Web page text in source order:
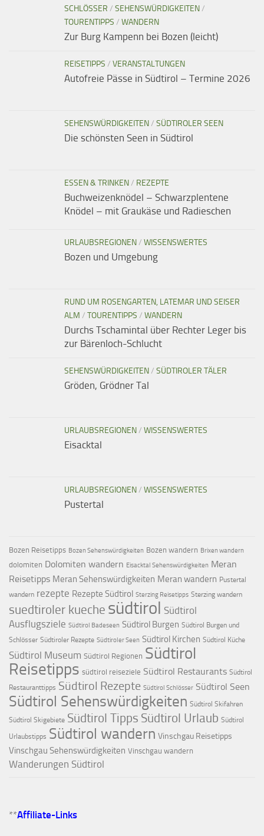
SCHLÖSSER / SEHENSWÜRDIGKEITEN/
TOURENTIPPS / WANDERN
Zur Burg Kampenn bei Bozen (leicht)
REISETIPPS / VERANSTALTUNGEN
Autofreie Pässe in Südtirol – Termine 2026
SEHENSWÜRDIGKEITEN/ SÜDTIROLER SEEN
Die schönsten Seen in Südtirol
ESSEN & TRINKEN/ REZEPTE
Buchweizenknödel – Schwarzplentene
Knödel – mit Graukäse und Radieschen
URLAUBSREGIONEN/ WISSENSWERTES
Bozen und Umgebung
RUND UM ROSENGARTEN, LATEMAR UND SEISER
ALM / TOURENTIPPS / WANDERN
Durchs Tschamintal über Rechter Leger bis
zur Bärenloch-Schlucht
SEHENSWÜRDIGKEITEN/ SÜDTIROLER TÄLER
Gröden, Grödner Tal
URLAUBSREGIONEN/ WISSENSWERTES
Eisacktal
URLAUBSREGIONEN/ WISSENSWERTES
Pustertal
Bozen Reisetipps Bozen Sehenswürdigkeiten Bozen wandern Brixen wandern
dolomiten Dolomiten wandern Eisacktal Sehenswürdigkeiten Meran
Reisetipps Meran Sehenswürdigkeiten Meran wandern Pustertal
wandern rezepte Rezepte Südtirol Sterzing Reisetipps Sterzing wandern
suedtiroler kueche südtirol Südtirol
Ausflugsziele Südtirol Badeseen Südtirol Burgen Südtirol Burgen und
Schlösser Südtiroler Rezepte Südtiroler Seen Südtirol Kirchen Südtirol Küche
Südtirol Museum Südtirol Regionen Südtirol
Reisetipps südtirol reiseziele Südtirol Restaurants Südtirol
Restauranttipps Südtirol Rezepte Südtirol Schlösser Südtirol Seen
Südtirol Sehenswürdigkeiten Südtirol Skifahren
Südtirol Skigebiete Südtirol Tipps Südtirol Urlaub Südtirol
Urlaubstipps Südtirol wandern Vinschgau Reisetipps
Vinschgau Sehenswürdigkeiten Vinschgau wandern
Wanderungen Südtirol
**Affiliate-Links